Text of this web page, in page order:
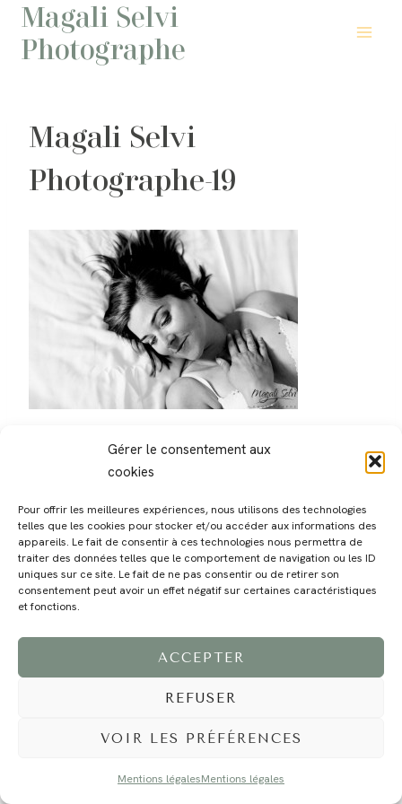
Gérer le consentement aux
cookies
Pour offrir les meilleures expériences, nous utilisons des technologies
telles que les cookies pour stocker et/ou accéder aux informations des
appareils. Le fait de consentir à ces technologies nous permettra de
traiter des données telles que le comportement de navigation ou les ID
uniques sur ce site. Le fait de ne pas consentir ou de retirer son
consentement peut avoir un effet négatif sur certaines caractéristiques
et fonctions.
ACCEPTER
REFUSER
VOIR LES PRÉFÉRENCES
Mentions légalesMentions légales
Aller
contenu
Magali Selvi
Photographe
Magali Selvi
Photographe-19
MAGALI PRESTATIONS YOGA VOYAGE BLOG CONTACT
©2024 EI Magali Selvi - Photographe Famille et Mariage - Nice - Côte d'Azur -